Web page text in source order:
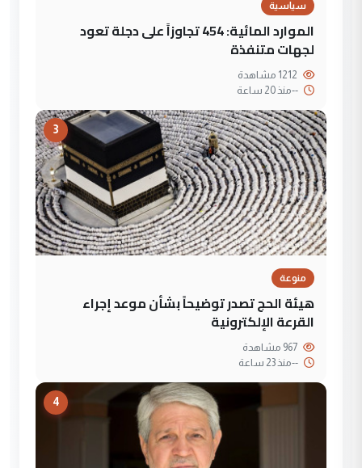
سياسية
الموارد المائية: 454 تجاوزاً على دجلة تعود
لجهات متنفذة
--منذ 20 ساعة
3
منوعة
هيئة الحج تصدر توضيحاً بشأن موعد إجراء
القرعة الإلكترونية
--منذ 23 ساعة
4